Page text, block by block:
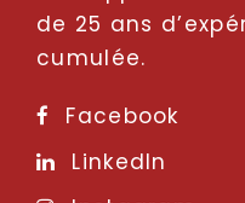
de 25 ans
cumulée.
Facebook
LinkedIn